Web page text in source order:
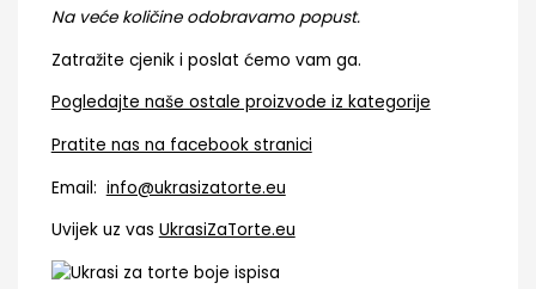
Na veće količine odobravamo popust.
Zatražite cjenik i poslat ćemo vam ga.
Pogledajte naše ostale proizvode iz kategorije
Pratite nas na facebook stranici
Email: info@ukrasizatorte.eu
Uvijek uz vas UkrasiZaTorte.eu